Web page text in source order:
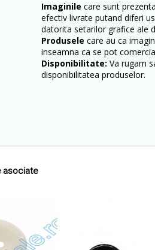
Imaginile care sunt
efectiv livrate putand diferi
datorita setarilor grafice ale
Produsele care au ca
inseamna ca se pot
Disponibilitate: Va rugam
disponibilitatea produselor.
asociate